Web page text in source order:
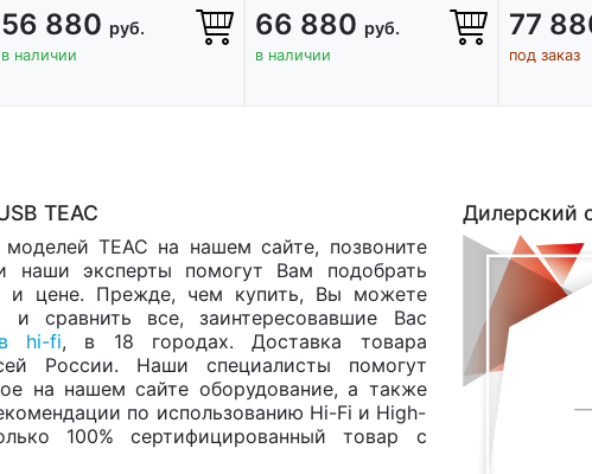
56 880 руб.
в наличии
66 880 руб.
в наличии
77
под заказ
TEAC
TEAC на нашем сайте, позвоните
эксперты помогут Вам подобрать
и цене. Прежде, чем купить, Вы можете
и сравнить все, заинтересовавшие Вас
hi-fi, в 18 городах. Доставка товара
России. Наши специалисты помогут
на нашем сайте оборудование, а также
по использованию Hi-Fi и High-
100% сертифицированный товар с
Дилерский